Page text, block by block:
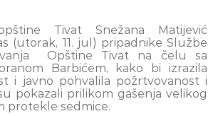
Tivat Snežana Matijević
(utorak, 11. jul) pripadnike Službe
Opštine Tivat na čelu sa
Barbićem, kako bi izrazila
i javno pohvalila požrtvovanost i
pokazali prilikom gašenja velikog
protekle sedmice.